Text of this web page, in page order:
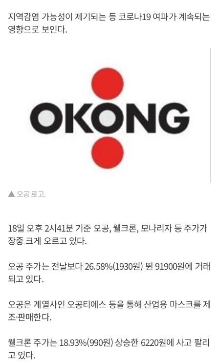
지역감염 가능성이 제기되는 등 코로나19 여파가 계속되는
영향으로 보인다.
▲ 오공 로고.
18일 오후 2시41분 기준 오공, 웰크론, 모나리자 등 주가가
장중 크게 오르고 있다.
오공 주가는 전날보다 26.58%(1930원) 뛴 91900원에 거래
되고 있다.
오공은 계열사인 오공티에스 등을 통해 산업용 마스크를 제
조·판매한다.
웰크론 주가는 18.93%(990원) 상승한 6220원에 사고 팔리
고 있다.